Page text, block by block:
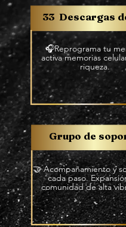
🎧Reprograma tu
activa memorias
riqueza.
33 Descargas
🤝Acompañamiento y
cada paso.
comunidad de alta
Grupo de